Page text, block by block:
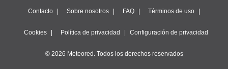
Contacto Sobre nosotros FAQ Términos de uso
Cookies Política de privacidad Configuración de privacidad
© 2026 Meteored. Todos los derechos reservados